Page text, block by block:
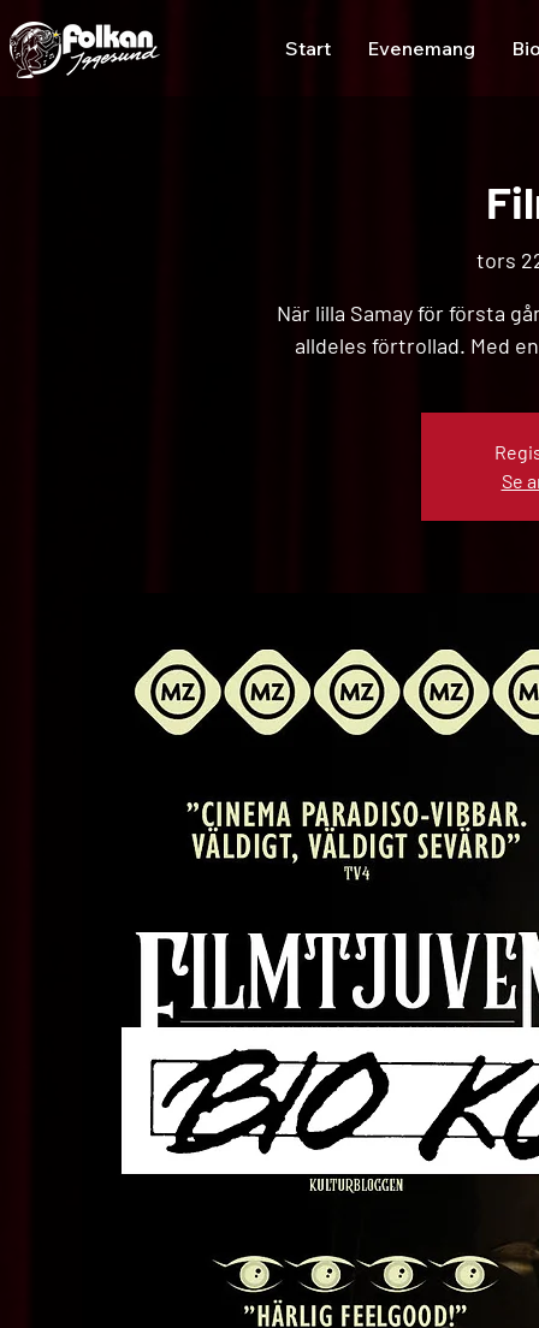
Start Evenemang
tors
När lilla Samay för första
alldeles förtrollad. Med
Se